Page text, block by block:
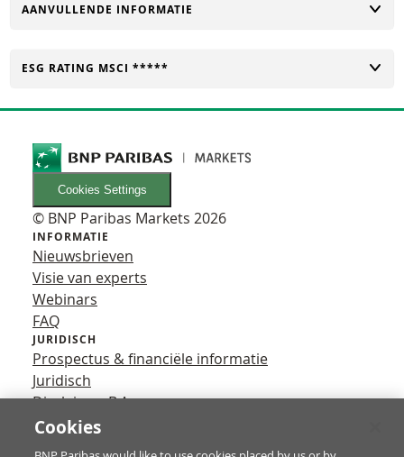
TOGGLE
AANVULLENDE INFORMATIE
TOGGLE
ESG RATING MSCI *****
Cookies Settings
© BNP Paribas Markets 2026
INFORMATIE
Nieuwsbrieven
Visie van experts
Webinars
FAQ
JURIDISCH
Prospectus & financiële informatie
Juridisch
Disclaimer B.A.
Privacy
Cookies